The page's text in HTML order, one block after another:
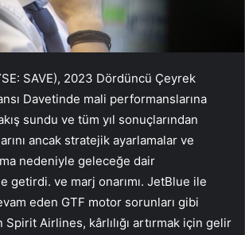
SAVE), 2023 Dördüncü Çeyrek
Davetinde mali performanslarına
sundu ve tüm yıl sonuçlarından
ancak stratejik ayarlamalar ve
nedeniyle geleceğe dair
getirdi. ve marj onarımı. JetBlue ile
eden GTF motor sorunları gibi
Airlines, kârlılığı artırmak için gelir